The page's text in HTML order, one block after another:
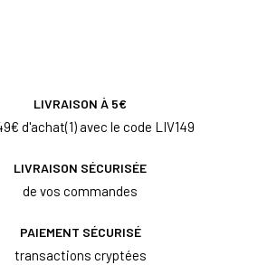
LIVRAISON À 5€
d'achat(1) avec le code LIV149
LIVRAISON SÉCURISÉE
de vos commandes
PAIEMENT SÉCURISÉ
transactions cryptées